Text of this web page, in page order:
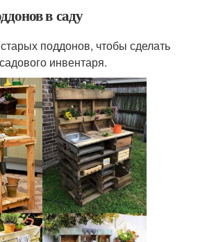
в саду
поддонов, чтобы сделать
инвентаря.